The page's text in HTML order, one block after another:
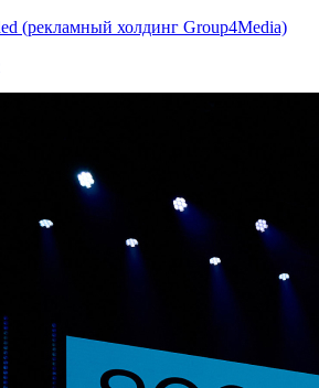
(рекламный холдинг Group4Media)